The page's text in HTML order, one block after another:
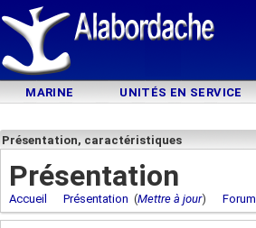
MARINE UNITÉS EN SERVICE
Présentation, caractéristiques
Présentation
Accueil Présentation (Mettre à jour) Forum